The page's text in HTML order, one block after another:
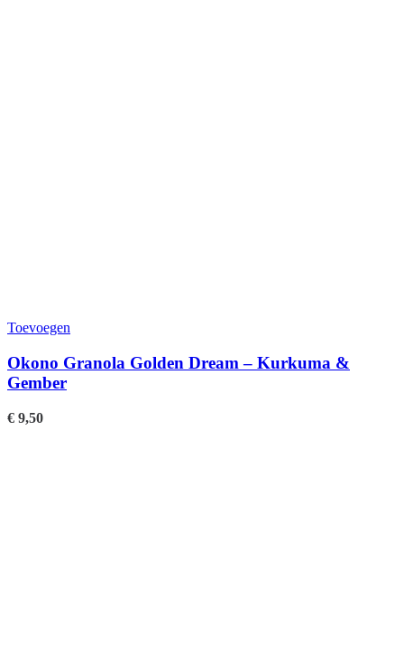
Toevoegen
Okono Granola Golden Dream – Kurkuma &
Gember
€ 9,50